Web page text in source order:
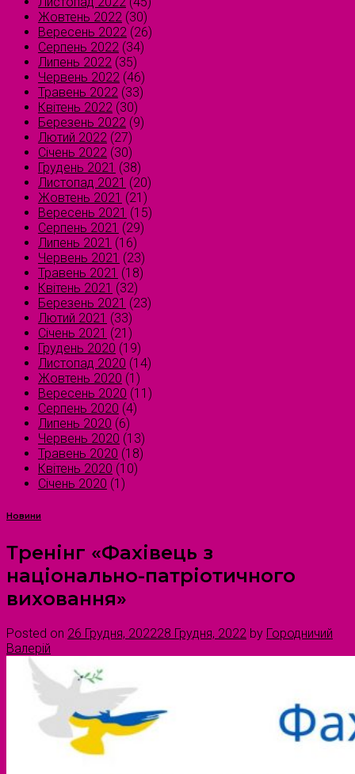
Жовтень 2022 (30)
Вересень 2022 (26)
Серпень 2022 (34)
Липень 2022 (35)
Червень 2022 (46)
Травень 2022 (33)
Квітень 2022 (30)
Березень 2022 (9)
Лютий 2022 (27)
Січень 2022 (30)
Грудень 2021 (38)
Листопад 2021 (20)
Жовтень 2021 (21)
Вересень 2021 (15)
Серпень 2021 (29)
Липень 2021 (16)
Червень 2021 (23)
Травень 2021 (18)
Квітень 2021 (32)
Березень 2021 (23)
Лютий 2021 (33)
Січень 2021 (21)
Грудень 2020 (19)
Листопад 2020 (14)
Жовтень 2020 (1)
Вересень 2020 (11)
Серпень 2020 (4)
Липень 2020 (6)
Червень 2020 (13)
Травень 2020 (18)
Квітень 2020 (10)
Січень 2020 (1)
Новини
Тренінг «Фахівець з
національно-патріотичного
виховання»
Posted on 26 Грудня, 202228 Грудня, 2022 by Городничий
Валерій